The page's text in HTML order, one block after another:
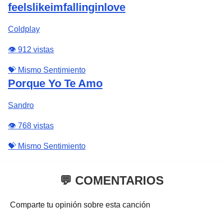
feelslikeimfallinginlove
Coldplay
👁️ 912 vistas
💝 Mismo Sentimiento
Porque Yo Te Amo
Sandro
👁️ 768 vistas
💝 Mismo Sentimiento
💬 COMENTARIOS
Comparte tu opinión sobre esta canción